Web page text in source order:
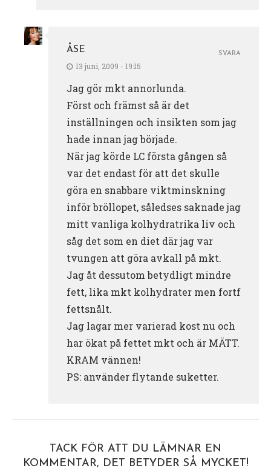
ÅSE
13 juni, 2009 - 19:15
Jag gör mkt annorlunda.
Först och främst så är det
inställningen och insikten som jag
hade innan jag började.
När jag körde LC första gången så
var det endast för att det skulle
göra en snabbare viktminskning
inför bröllopet, såledses saknade jag
mitt vanliga kolhydratrika liv och
såg det som en diet där jag var
tvungen att göra avkall på mkt.
Jag åt dessutom betydligt mindre
fett, lika mkt kolhydrater men fortf
fettsnålt.
Jag lagar mer varierad kost nu och
har ökat på fettet mkt och är MÄTT.
KRAM vännen!
PS: använder flytande suketter.
SVARA
TACK FÖR ATT DU LÄMNAR EN
KOMMENTAR, DET BETYDER SÅ MYCKET!